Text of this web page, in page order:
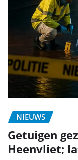
NIEUWS
Getuigen
Heenvliet;